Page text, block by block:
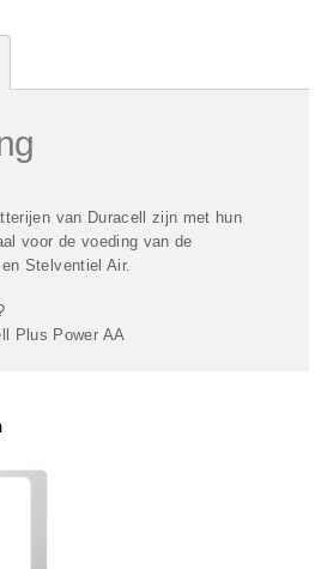
van Duracell zijn met hun
voor de voeding van de
Stelventiel Air.
Plus Power AA